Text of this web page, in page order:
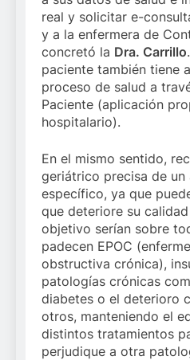
real y solicitar e-
y a la enfermera de
concretó la Dra. Carrillo
paciente también tiene
proceso de salud a
Paciente (aplicación
hospitalario).
En el mismo sentido,
geriátrico precisa de
específico, ya que
que deteriore su
objetivo serían sobre
padecen EPOC
obstructiva crónica),
patologías crónicas
diabetes o el deterioro
otros, manteniendo el
distintos tratamientos
perjudique a otra